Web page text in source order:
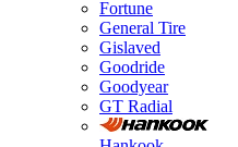
Fortune
General Tire
Gislaved
Goodride
Goodyear
GT Radial